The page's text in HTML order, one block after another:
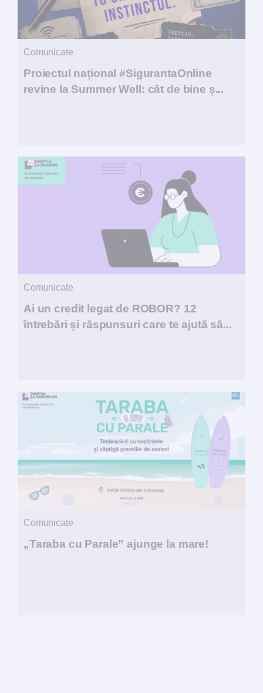
Comunicate
Proiectul național #SigurantaOnline
revine la Summer Well: cât de bine ș...
Comunicate
Ai un credit legat de ROBOR? 12
întrebări și răspunsuri care te ajută să...
Comunicate
„Taraba cu Parale” ajunge la mare!